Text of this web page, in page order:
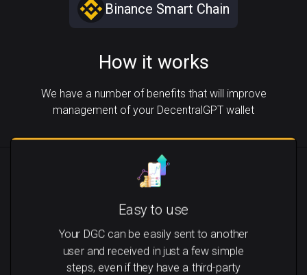
Binance Smart Chain
How it works
We have a number of benefits that will improve
management of your DecentralGPT wallet
Easy to use
Your DGC can be easily sent to another
user and received in just a few simple
steps, even if they have a third-party